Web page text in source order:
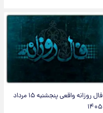
فال روزانه واقعی پنجشنبه ۱۵ مرداد
۱۴۰۵